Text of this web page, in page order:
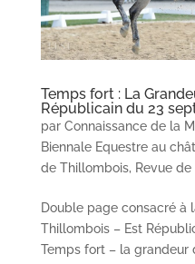
Temps fort : La
Républicain du 23
par Connaissance de la
Biennale Equestre au
de Thillombois, Revue de
Double page consacré à
Thillombois – Est
Temps fort – la grandeur